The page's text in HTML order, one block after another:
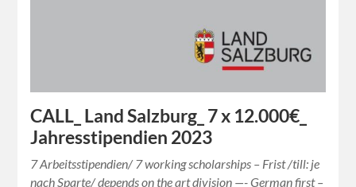
CALL_ Land Salzburg_ 7 x 12.000€_
Jahresstipendien 2023
7 Arbeitsstipendien/ 7 working scholarships – Frist /till: je
nach Sparte/ depends on the art division —- German first –